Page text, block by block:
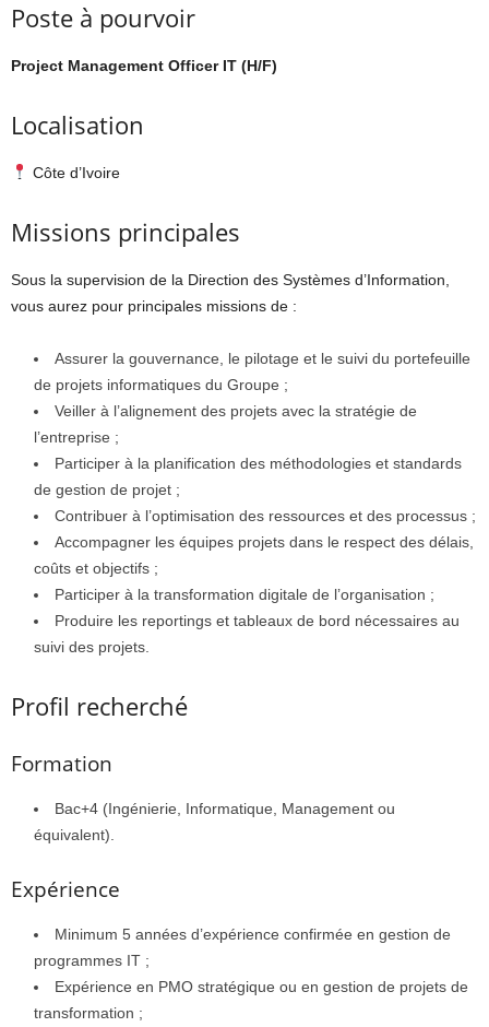
Poste à pourvoir
Project Management Officer IT (H/F)
Localisation
Côte d’Ivoire
Missions principales
Sous la supervision de la Direction des Systèmes d’Information,
vous aurez pour principales missions de :
Assurer la gouvernance, le pilotage et le suivi du portefeuille
de projets informatiques du Groupe ;
Veiller à l’alignement des projets avec la stratégie de
l’entreprise ;
Participer à la planification des méthodologies et standards
de gestion de projet ;
Contribuer à l’optimisation des ressources et des processus ;
Accompagner les équipes projets dans le respect des délais,
coûts et objectifs ;
Participer à la transformation digitale de l’organisation ;
Produire les reportings et tableaux de bord nécessaires au
suivi des projets.
Profil recherché
Formation
Bac+4 (Ingénierie, Informatique, Management ou
équivalent).
Expérience
Minimum 5 années d’expérience confirmée en gestion de
programmes IT ;
Expérience en PMO stratégique ou en gestion de projets de
transformation ;